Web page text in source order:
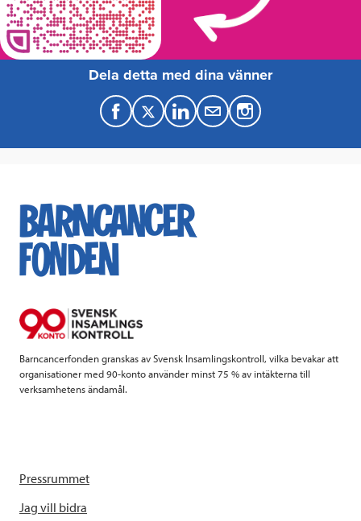
Dela detta med dina vänner
F
a
e
b
k
T
w
t
t
L
i
k
e
M
a
Barncancerfonden granskas av Svensk Insamlingskontroll, vilka bevakar att
organisationer med 90-konto använder minst 75 % av intäkterna till
verksamhetens ändamål.
Pressrummet
Jag vill bidra